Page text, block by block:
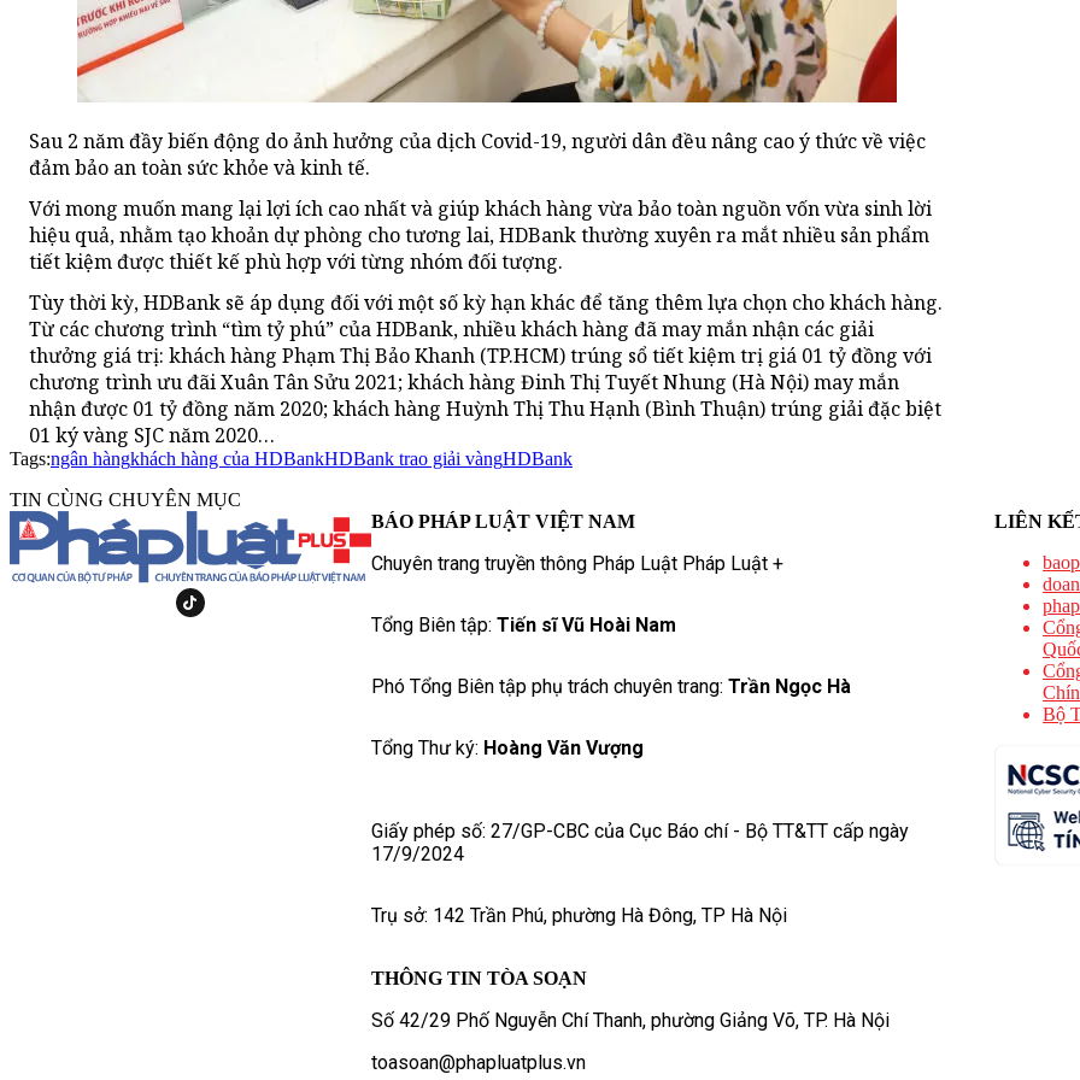
Sau 2 năm đầy biến động do ảnh hưởng của dịch Covid-19, người dân đều nâng cao ý thức về việc
đảm bảo an toàn sức khỏe và kinh tế.
Với mong muốn mang lại lợi ích cao nhất và giúp khách hàng vừa bảo toàn nguồn vốn vừa sinh lời
hiệu quả, nhằm tạo khoản dự phòng cho tương lai, HDBank thường xuyên ra mắt nhiều sản phẩm
tiết kiệm được thiết kế phù hợp với từng nhóm đối tượng.
Tùy thời kỳ, HDBank sẽ áp dụng đối với một số kỳ hạn khác để tăng thêm lựa chọn cho khách hàng.
Từ các chương trình “tìm tỷ phú” của HDBank, nhiều khách hàng đã may mắn nhận các giải
thưởng giá trị: khách hàng Phạm Thị Bảo Khanh (TP.HCM) trúng sổ tiết kiệm trị giá 01 tỷ đồng với
chương trình ưu đãi Xuân Tân Sửu 2021; khách hàng Đinh Thị Tuyết Nhung (Hà Nội) may mắn
nhận được 01 tỷ đồng năm 2020; khách hàng Huỳnh Thị Thu Hạnh (Bình Thuận) trúng giải đặc biệt
01 ký vàng SJC năm 2020…
Tags:ngân hàngkhách hàng của HDBankHDBank trao giải vàngHDBank
TIN CÙNG CHUYÊN MỤC
BÁO PHÁP LUẬT VIỆT NAM
Chuyên trang truyền thông Pháp Luật Pháp Luật +
Tổng Biên tập: Tiến sĩ Vũ Hoài Nam
Phó Tổng Biên tập phụ trách chuyên trang: Trần Ngọc Hà
Tổng Thư ký: Hoàng Văn Vượng
Giấy phép số: 27/GP-CBC của Cục Báo chí - Bộ TT&TT cấp ngày
17/9/2024
Trụ sở: 142 Trần Phú, phường Hà Đông, TP Hà Nội
THÔNG TIN TÒA SOẠN
Số 42/29 Phố Nguyễn Chí Thanh, phường Giảng Võ, TP. Hà Nội
toasoan@phapluatplus.vn
LIÊN
Bộ